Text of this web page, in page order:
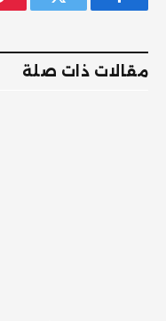
فيسبوك تويتر
مقالات ذات صلة